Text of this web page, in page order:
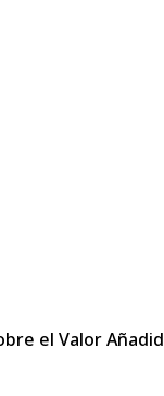
el Valor